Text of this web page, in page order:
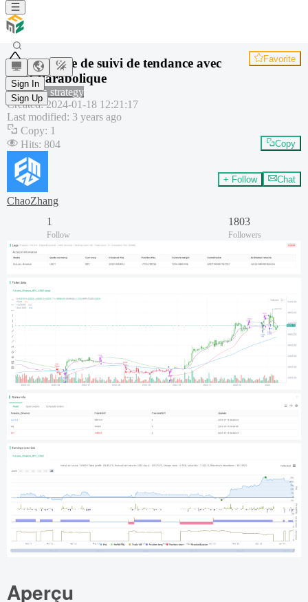
Sign In
Sign Up
Stratégie de suivi de tendance avec
SAR Parabolique
Favorite
Common strategy
Created:2024-01-18 12:21:17
Last modified: 3 years ago
Copy: 1
Hits: 804 Copy
ChaoZhang
+ Follow Chat
1
Follow
1803
Followers
Aperçu